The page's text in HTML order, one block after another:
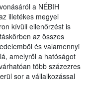
a NÉBIH
illetékes megyei
kívüli ellenőrzést is
az összes
és valamennyi
amelyről a hatóságot
több százezres
sor a vállalkozással